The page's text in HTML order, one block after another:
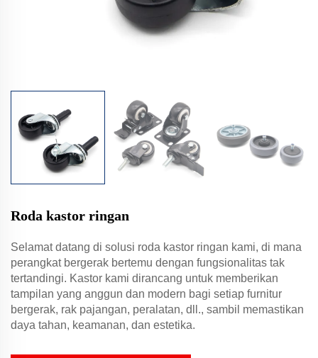
Roda kastor ringan
Selamat datang di solusi roda kastor ringan kami, di mana
perangkat bergerak bertemu dengan fungsionalitas tak
tertandingi. Kastor kami dirancang untuk memberikan
tampilan yang anggun dan modern bagi setiap furnitur
bergerak, rak pajangan, peralatan, dll., sambil memastikan
daya tahan, keamanan, dan estetika.